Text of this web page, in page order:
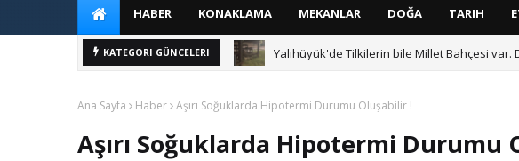
HABER KONAKLAMA MEKANLAR DOĞA TARIH
KATEGORI GÜNCELERI Yalıhüyük'de Tilkilerin bile Millet Bahçesi var.
Ana Sayfa Haber Aşırı Soğuklarda Hipotermi Durumu Oluşabilir !
Aşırı Soğuklarda Hipotermi Durumu